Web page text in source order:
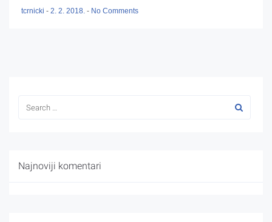
tcrnicki - 2. 2. 2018. - No Comments
Najnoviji komentari